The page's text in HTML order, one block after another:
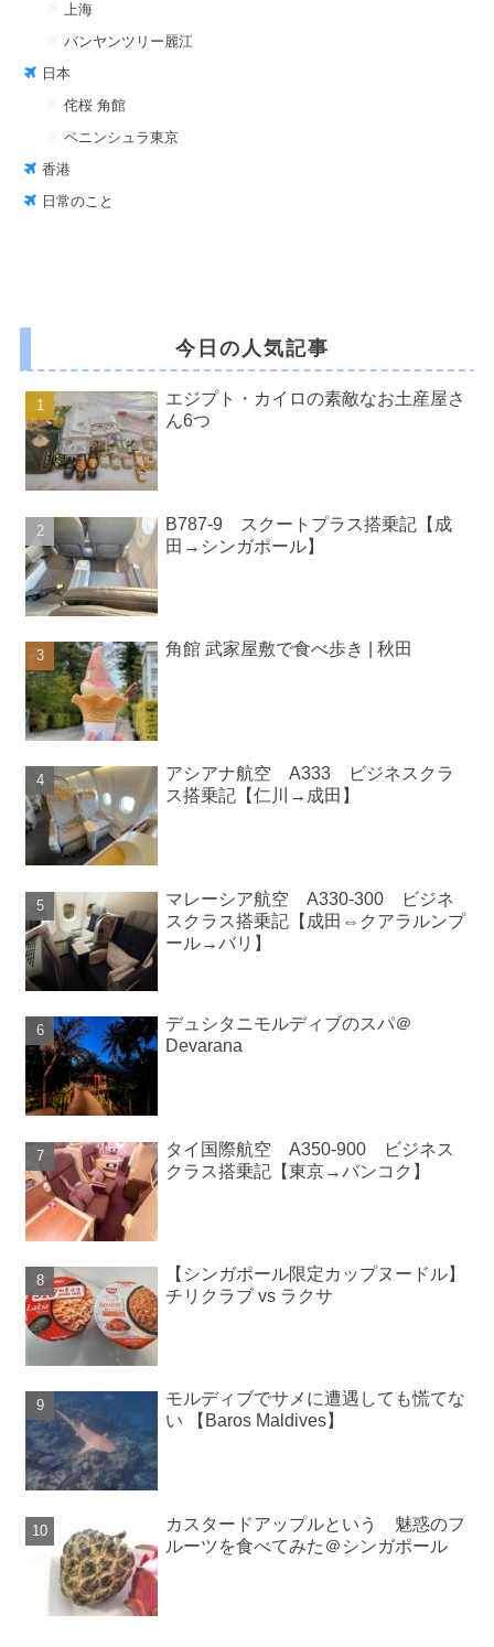
上海
バンヤンツリー麗江
日本
侘桜 角館
ペニンシュラ東京
香港
日常のこと
今日の人気記事
エジプト・カイロの素敵なお土産屋さ
ん6つ
B787-9 スクートプラス搭乗記【成
田→シンガポール】
角館 武家屋敷で食べ歩き | 秋田
アシアナ航空 A333 ビジネスクラ
ス搭乗記【仁川→成田】
マレーシア航空 A330-300 ビジネ
スクラス搭乗記【成田⇔クアラルンプ
ール→バリ】
デュシタニモルディブのスパ＠
Devarana
タイ国際航空 A350-900 ビジネス
クラス搭乗記【東京→バンコク】
【シンガポール限定カップヌードル】
チリクラブ vs ラクサ
モルディブでサメに遭遇しても慌てな
い 【Baros Maldives】
カスタードアップルという 魅惑のフ
ルーツを食べてみた＠シンガポール